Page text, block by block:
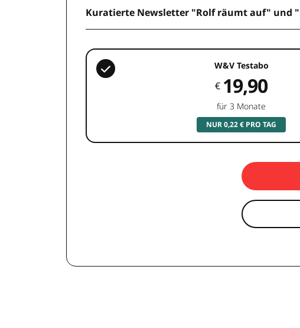
Kuratierte Newsletter "Rolf räumt auf" und
W&V Testabo
€ 19,90
für 3 Monate
NUR 0,22 € PRO TAG